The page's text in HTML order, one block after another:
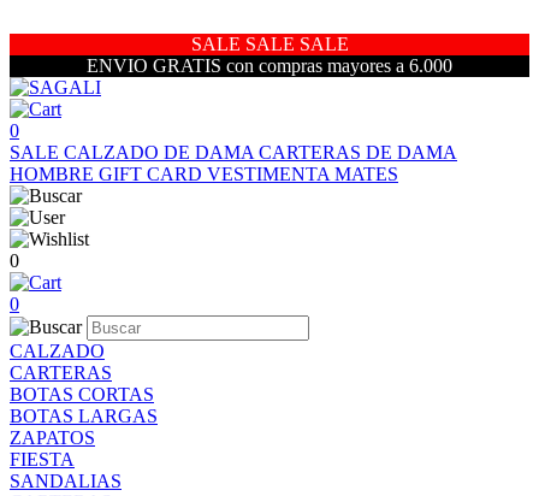
SALE SALE SALE
ENVIO GRATIS con compras mayores a 6.000
0
SALE CALZADO DE DAMA CARTERAS DE DAMA
HOMBRE GIFT CARD VESTIMENTA MATES
0
0
CALZADO
CARTERAS
BOTAS CORTAS
BOTAS LARGAS
ZAPATOS
FIESTA
SANDALIAS